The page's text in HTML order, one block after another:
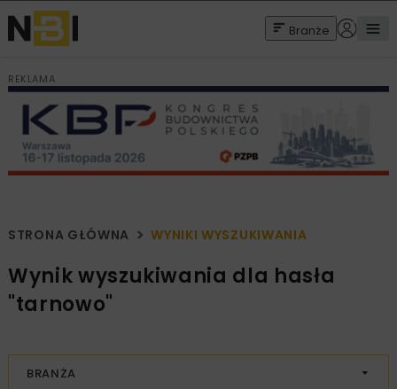
Branże
REKLAMA
STRONA GŁÓWNA WYNIKI WYSZUKIWANIA
Wynik wyszukiwania dla hasła
"tarnowo"
BRANŻA